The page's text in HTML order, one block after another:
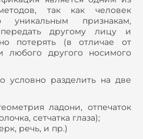
так как человек
уникальным признакам,
другому лицу и
потерять (в отличае от
любого другого носимого
условно разделить на две
ладони, отпечаток
сетчатка глаза);
речь, и пр.)